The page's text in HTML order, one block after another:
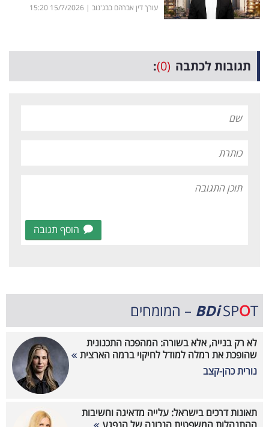
עורך דין אברהם בבג'נוב |
15/7/2026
15:20
תגובות לכתבה (0)
:
הוסף תגובה
BDiSPOT – המומחים
לא רק בנייה, אלא בשורה: המהפכה התכנונית
שהופכת את רמלה למודל לחיקוי ברמה הארצית
נורית כהן-קצב
תאונות דרכים בישראל: עלייה מדאיגה וחשיבות